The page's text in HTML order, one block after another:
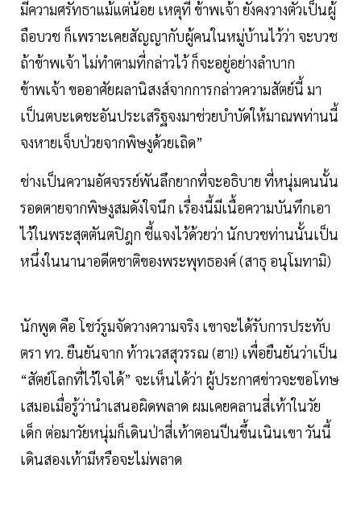
มีความศรัทธาแม้แต่น้อย เหตุที่ ข้าพเจ้า ยังคงวางตัวเป็นผู้
ถือบวช ก็เพราะเคยสัญญากับผู้คนในหมู่บ้านไว้ว่า จะบวช
ถ้าข้าพเจ้า ไม่ทำตามที่กล่าวไว้ ก็จะอยู่อย่างลำบาก
ข้าพเจ้า ขออาศัยผลานิสงส์จากการกล่าวความสัตย์นี้ มา
เป็นตบะเดชะอันประเสริฐจงมาช่วยบำบัดให้มาณพท่านนี้
จงหายเจ็บป่วยจากพิษงูด้วยเถิด”
ช่างเป็นความอัศจรรย์พันลึกยากที่จะอธิบาย ที่หนุ่มคนนั้น
รอดตายจากพิษงูสมดังใจนึก เรื่องนี้มีเนื้อความบันทึกเอา
ไว้ในพระสุตตันตปิฎก ชี้แจงไว้ด้วยว่า นักบวชท่านนั้นเป็น
หนึ่งในนานาอดีตชาติของพระพุทธองค์ (สาธุ อนุโมทามิ)
นักพูด คือ โชว์รูมจัดวางความจริง เขาจะได้รับการประทับ
ตรา ทว. ยืนยันจาก ท้าวเวสสุวรรณ (ฮา!) เพื่อยืนยันว่าเป็น
“สัตย์โลกที่ไว้ใจได้” จะเห็นได้ว่า ผู้ประกาศข่าวจะขอโทษ
เสมอเมื่อรู้ว่านำเสนอผิดพลาด ผมเคยคลานสี่เท้าในวัย
เด็ก ต่อมาวัยหนุ่มก็เดินป่าสี่เท้าตอนปีนขึ้นเนินเขา วันนี้
เดินสองเท้ามีหรือจะไม่พลาด